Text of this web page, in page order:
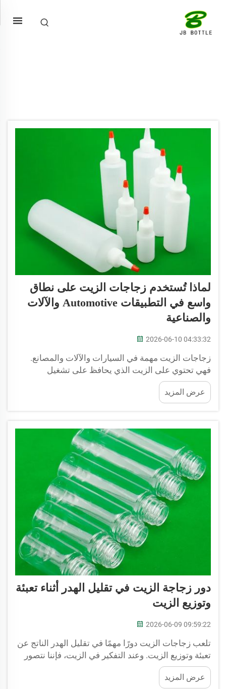
لماذا تُستخدم زجاجات الزيت على نطاق
واسع في التطبيقات Automotive والآلات
والصناعية
2026-06-10 04:33:32
زجاجات الزيت مهمة في السيارات والآلات والمصانع.
فهي تحتوي على الزيت الذي يحافظ على تشغيل
المحركات والأجزاء بسلاسة. وعند صب الزيت من هذه
الزجاجات في الآلة، يساعد ذلك في تحسين أداء جميع
المكونات. ويقلل الزيت من الاحتكاك، مما يسمح للقطع
عرض المزيد
دور زجاجة الزيت في تقليل الهدر أثناء تعبئة
وتوزيع الزيت
2026-06-09 09:59:22
تلعب زجاجات الزيت دورًا مهمًا في تقليل الهدر الناتج عن
تعبئة وتوزيع الزيت. وعند التفكير في الزيت، فإننا نتصور
عادةً الحاويات الكبيرة أو العلب. ومع ذلك، يمكن أن تحدث
عرض المزيد